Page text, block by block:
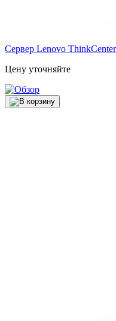
Сервер Lenovo
Цену уточняйте